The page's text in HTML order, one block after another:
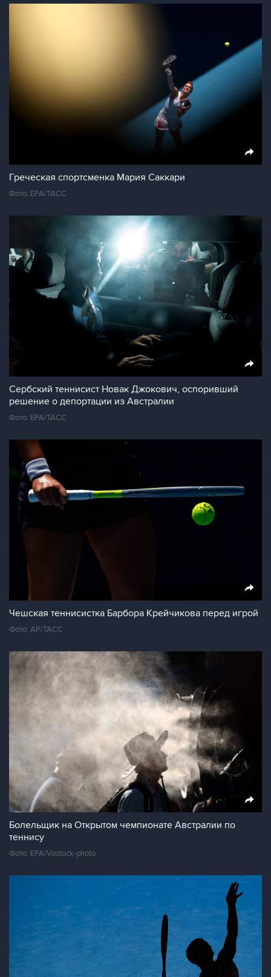
Греческая спортсменка Мария Саккари
Фото: EPA/ТАСС
Сербский теннисист Новак Джокович, оспоривший
решение о депортации из Австралии
Фото: ЕРА/ТАСС
Чешская теннисистка Барбора Крейчикова перед игрой
Фото: АР/ТАСС
Болельщик на Открытом чемпионате Австралии по
теннису
Фото: EPA/Vostock-photo